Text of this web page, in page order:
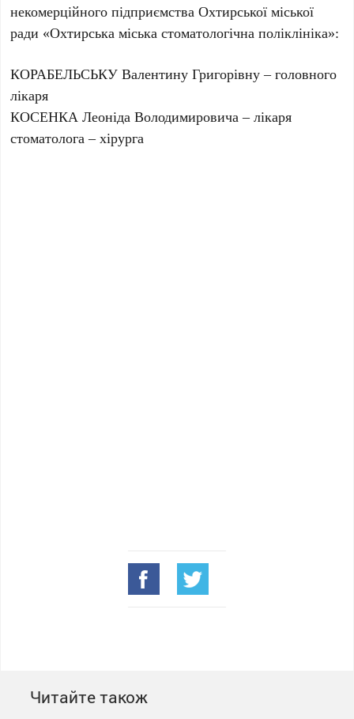
некомерційного підприємства Охтирської міської
ради «Охтирська міська стоматологічна поліклініка»:
КОРАБЕЛЬСЬКУ Валентину Григорівну – головного
лікаря
КОСЕНКА Леоніда Володимировича – лікаря
стоматолога – хірурга
Читайте також